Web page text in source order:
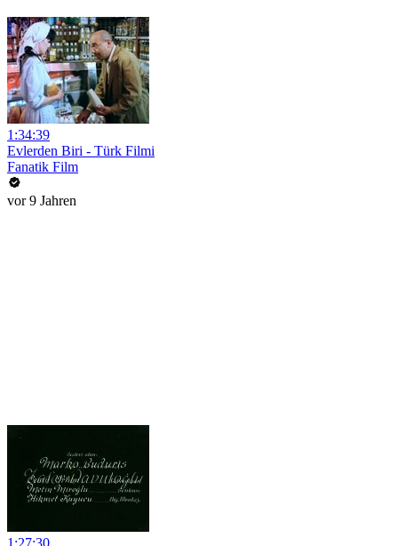
1:34:39
Evlerden Biri - Türk Filmi
Fanatik Film
vor 9 Jahren